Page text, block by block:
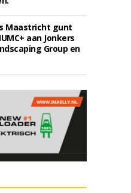
Maastricht gunt
aan Jonkers
Group en